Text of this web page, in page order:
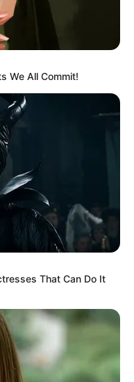
We All Commit!
That Can Do It